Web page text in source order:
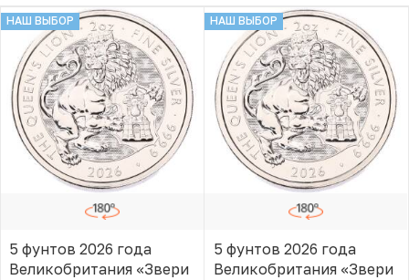
НАШ ВЫБОР
5 фунтов 2026 года
Великобритания «Звери
НАШ ВЫБОР
5 фунтов 2026 года
Великобритания «Звери